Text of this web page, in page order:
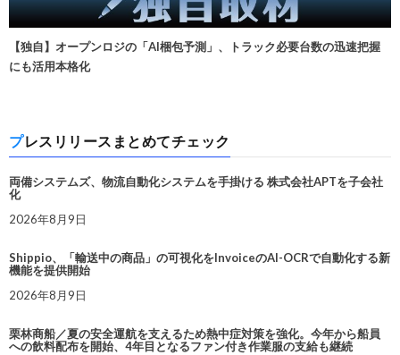
【独自】オープンロジの「AI梱包予測」、トラック必要台数の迅速把握
にも活用本格化
プレスリリースまとめてチェック
両備システムズ、物流自動化システムを手掛ける 株式会社APTを子会社
化
2026年8月9日
Shippio、「輸送中の商品」の可視化をInvoiceのAI-OCRで自動化する新
機能を提供開始
2026年8月9日
栗林商船／夏の安全運航を支えるため熱中症対策を強化。今年から船員
への飲料配布を開始、4年目となるファン付き作業服の支給も継続